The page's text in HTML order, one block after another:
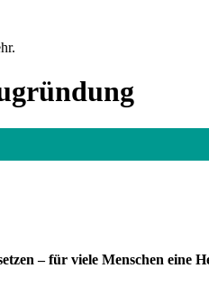
– für viele Menschen